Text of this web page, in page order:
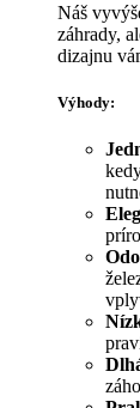
Náš
záhrady,
dizajnu
Výhody: